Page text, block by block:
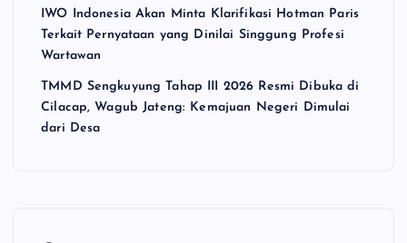
IWO Indonesia Akan Minta Klarifikasi Hotman Paris
Terkait Pernyataan yang Dinilai Singgung Profesi
Wartawan
TMMD Sengkuyung Tahap III 2026 Resmi Dibuka di
Cilacap, Wagub Jateng: Kemajuan Negeri Dimulai
dari Desa